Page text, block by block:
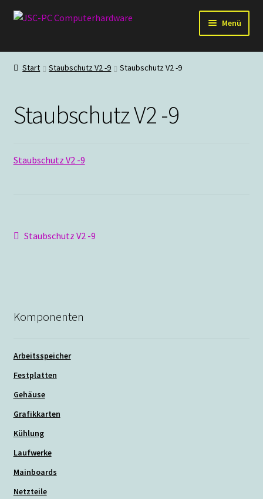
Zur
Zum
Menü
Hardware
Staubschutz
Start Staubschutz V2 -9 Staubschutz V2 -9
Staubschutz V2 -9
Staubschutz V2 -9
Beitragsnavigation
Vorheriger
Staubschutz V2 -9
Komponenten
Arbeitsspeicher
Festplatten
Gehäuse
Grafikkarten
Kühlung
Laufwerke
Mainboards
Netzteile